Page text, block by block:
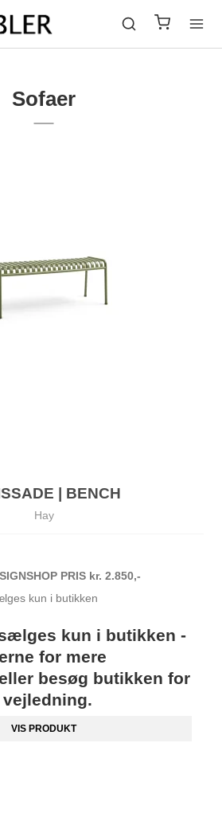
Sofaer
| BENCH
Hay
PRIS kr. 2.850,-
kun i butikken
kun i butikken -
for mere
besøg butikken for
VIS PRODUKT